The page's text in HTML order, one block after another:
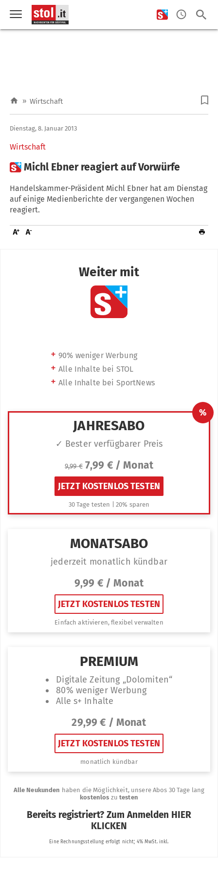
» Wirtschaft
Wirtschaft
Dienstag, 8. Januar 2013
Michl Ebner reagiert auf Vorwürfe
Handelskammer-Präsident Michl Ebner hat am Dienstag
auf einige Medienberichte der vergangenen Wochen
reagiert.